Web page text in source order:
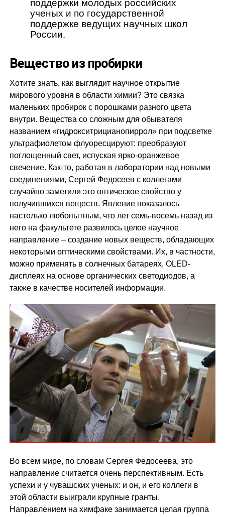
поддержки молодых российских
ученых и по государственной
поддержке ведущих научных школ
России.
Вещество из пробирки
Хотите знать, как выглядит научное открытие
мирового уровня в области химии? Это связка
маленьких пробирок с порошками разного цвета
внутри. Вещества со сложным для обывателя
названием «гидрокситрицианопиррол» при подсветке
ультрафиолетом флуоресцируют: преобразуют
поглощенный свет, испуская ярко-оранжевое
свечение. Как-то, работая в лаборатории над новыми
соединениями, Сергей Федосеев с коллегами
случайно заметили это оптическое свойство у
получившихся веществ. Явление показалось
настолько любопытным, что лет семь-восемь назад из
него на факультете развилось целое научное
направление – создание новых веществ, обладающих
некоторыми оптическими свойствами. Их, в частности,
можно применять в солнечных батареях, OLED-
дисплеях на основе органических светодиодов, а
также в качестве носителей информации.
Во всем мире, по словам Сергея Федосеева, это
направление считается очень перспективным. Есть
успехи и у чувашских ученых: и он, и его коллеги в
этой области выиграли крупные гранты.
Направлением на химфаке занимается целая группа